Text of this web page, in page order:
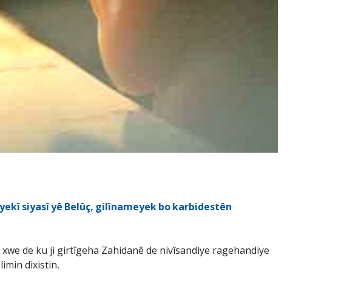
siyasî yê Belûç, gilînameyek bo karbidestên
de ku ji girtîgeha Zahidanê de nivîsandiye ragehandiye
dixistin.